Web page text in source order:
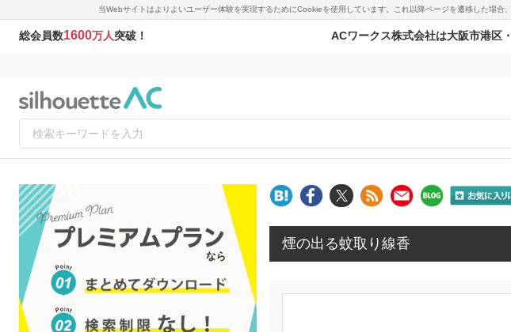
当Webサイトはよりよいユーザー体験を実現するためにCookieを使用しています。これ以降ページを遷移した場
総会員数1600万人突破！ ACワークス株式会社は大阪市港区
煙の出る蚊取り線香